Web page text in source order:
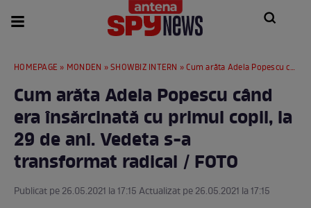
HOMEPAGE » MONDEN »SHOWBIZ INTERN » Cum arăta Adela Popescu când era însărcinată cu primul copil, la 29 de ani. Vedeta s-a transformat radical / FOTO
Cum arăta Adela Popescu când
era însărcinată cu primul copil, la
29 de ani. Vedeta s-a
transformat radical / FOTO
Publicat pe 26.05.2021 la 17:15 Actualizat pe 26.05.2021 la 17:15